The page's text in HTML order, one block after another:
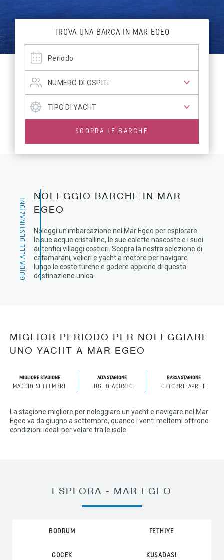
TROVA UNA BARCA IN MAR EGEO
SCOPRA LE BARCHE
GUIDA ALLE DESTINAZIONI
NOLEGGIO BARCHE IN MAR
EGEO
Noleggi un'imbarcazione nel Mar Egeo per esplorare
le sue acque cristalline, le sue calette nascoste e i suoi
autentici villaggi costieri. Scopra la nostra selezione di
catamarani, velieri e yacht a motore per navigare
lungo le coste turche e godere appieno di questa
destinazione unica.
MIGLIOR PERIODO PER NOLEGGIARE
UNO YACHT A MAR EGEO
MIGLIORE STAGIONE
MAGGIO-SETTEMBRE
ALTA STAGIONE
LUGLIO-AGOSTO
BASSA STAGIONE
OTTOBRE-APRILE
La stagione migliore per noleggiare un yacht e navigare nel Mar
Egeo va da giugno a settembre, quando i venti meltemi offrono
condizioni ideali per velare tra le isole.
ESPLORA - MAR EGEO
BODRUM FETHIYE
GOCEK KUSADASI